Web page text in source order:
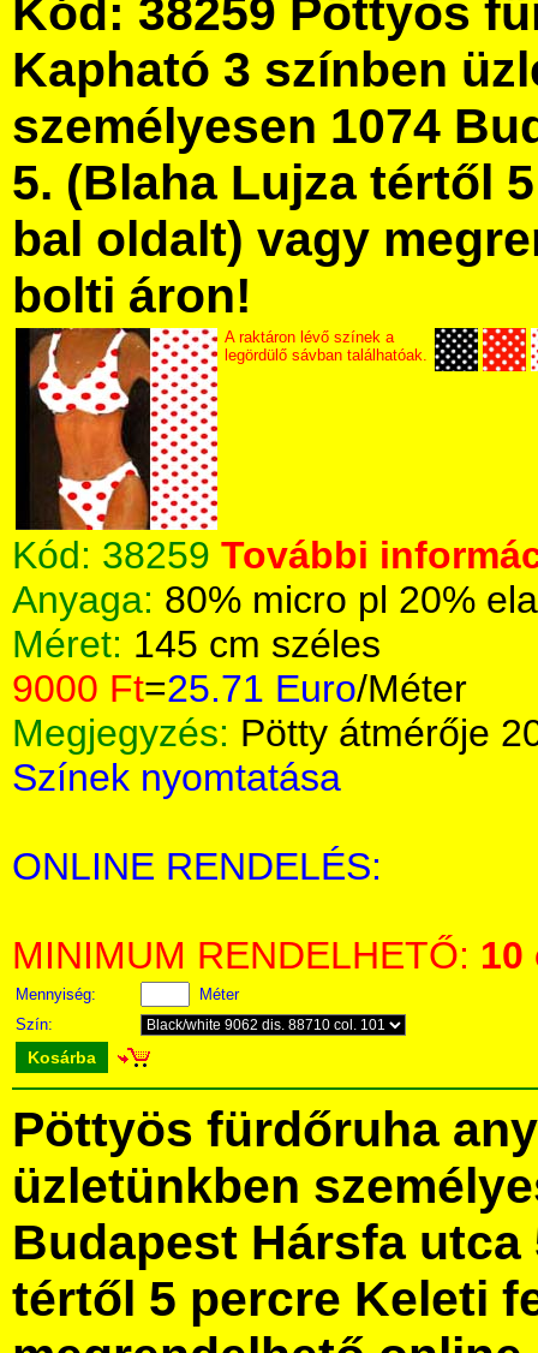
Kód: 38259 Pöttyös
Kapható 3 színben
személyesen 1074
5. (Blaha Lujza tértől
bal oldalt) vagy
bolti áron!
A raktáron lévő színek a
legördülő sávban találhatóak.
Kód: 38259 További
Anyaga: 80% micro pl 20%
Méret: 145 cm széles
9000 Ft=25.71 Euro/Méter
Megjegyzés: Pötty átmérője
Színek nyomtatása
ONLINE RENDELÉS:
MINIMUM RENDELHETŐ: 10
Mennyiség:
Méter
Szín:
Kosárba
Pöttyös fürdőruha
üzletünkben
Budapest Hársfa utca
tértől 5 percre Keleti